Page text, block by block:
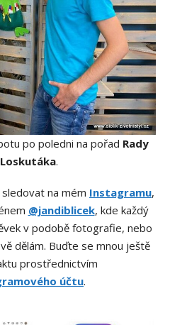
po poledni na pořad Rady
.
na mém Instagramu,
@jandiblicek, kde každý
v podobě fotografie, nebo
dělám. Buďte se mnou ještě
prostřednictvím
účtu.